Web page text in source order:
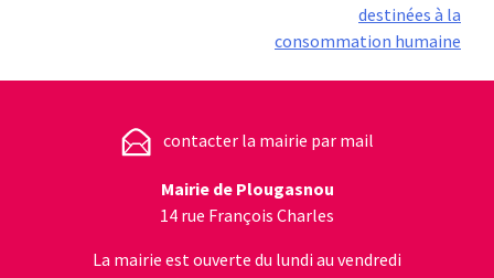
l’article
destinées à la
consommation humaine
contacter la mairie par mail
Mairie de Plougasnou
14 rue François Charles
La mairie est ouverte du lundi au vendredi